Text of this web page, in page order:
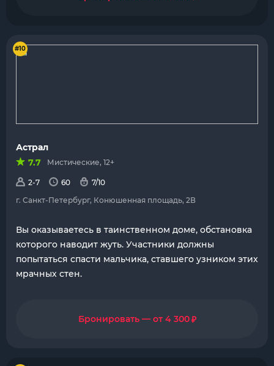
#10
Астрал
7.7
Мистические, 12+
2-7 60
7/10
г. Санкт-Петербург, Конюшенная площадь, 2В
Вы оказываетесь в таинственном доме, обстановка
которого наводит жуть. Участники должны
попытаться спасти мальчика, ставшего узником этих
мрачных стен.
Бронировать — от 4 300₽